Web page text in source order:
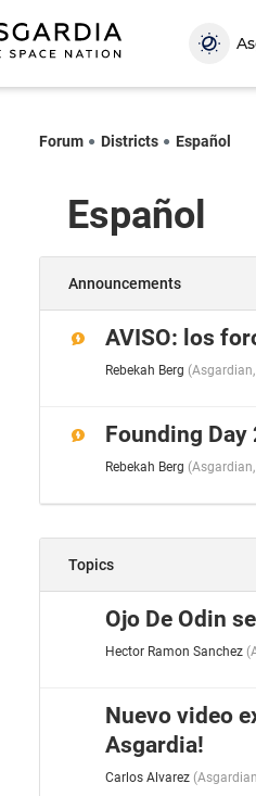
Forum Districts Español
Español
Announcements
AVISO: los
Rebekah Berg (Asgardian,
Founding Day
Rebekah Berg (Asgardian,
Topics
Ojo De Odin
Hector Ramon Sanchez (
Nuevo video
Asgardia!
Carlos Alvarez (Asgardian